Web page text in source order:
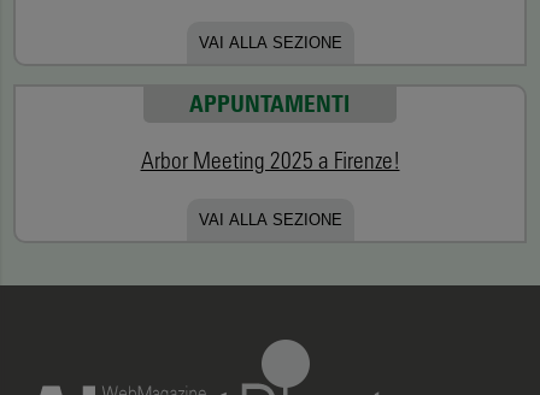
VAI ALLA SEZIONE
APPUNTAMENTI
Arbor Meeting 2025 a Firenze!
VAI ALLA SEZIONE